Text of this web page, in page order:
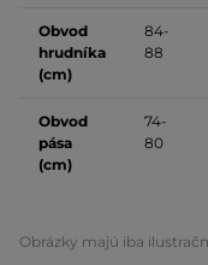
Obvod
hrudníka
(cm)
84-
88
Obvod
pása
(cm)
74-
80
Obrázky majú iba